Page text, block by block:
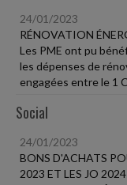
24/01/2023
RÉNOVATION
Les PME ont pu
les dépenses de
engagées entre le 1
Social
24/01/2023
BONS D'ACHATS
2023 ET LES JO 2024